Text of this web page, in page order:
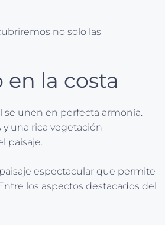
no solo las
en la costa
se unen en perfecta armonía.
una rica vegetación
paisaje.
espectacular que permite
los aspectos destacados del